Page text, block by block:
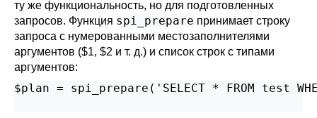
ту же функциональность, но для подготовленных
запросов. Функция spi_prepare принимает строку
запроса с нумерованными местозаполнителями
аргументов ($1, $2 и т. д.) и список строк с типами
аргументов:
$plan = spi_prepare('SELECT * FROM test